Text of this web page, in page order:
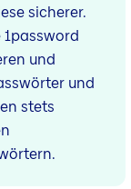
sicherer.
und
und
stets